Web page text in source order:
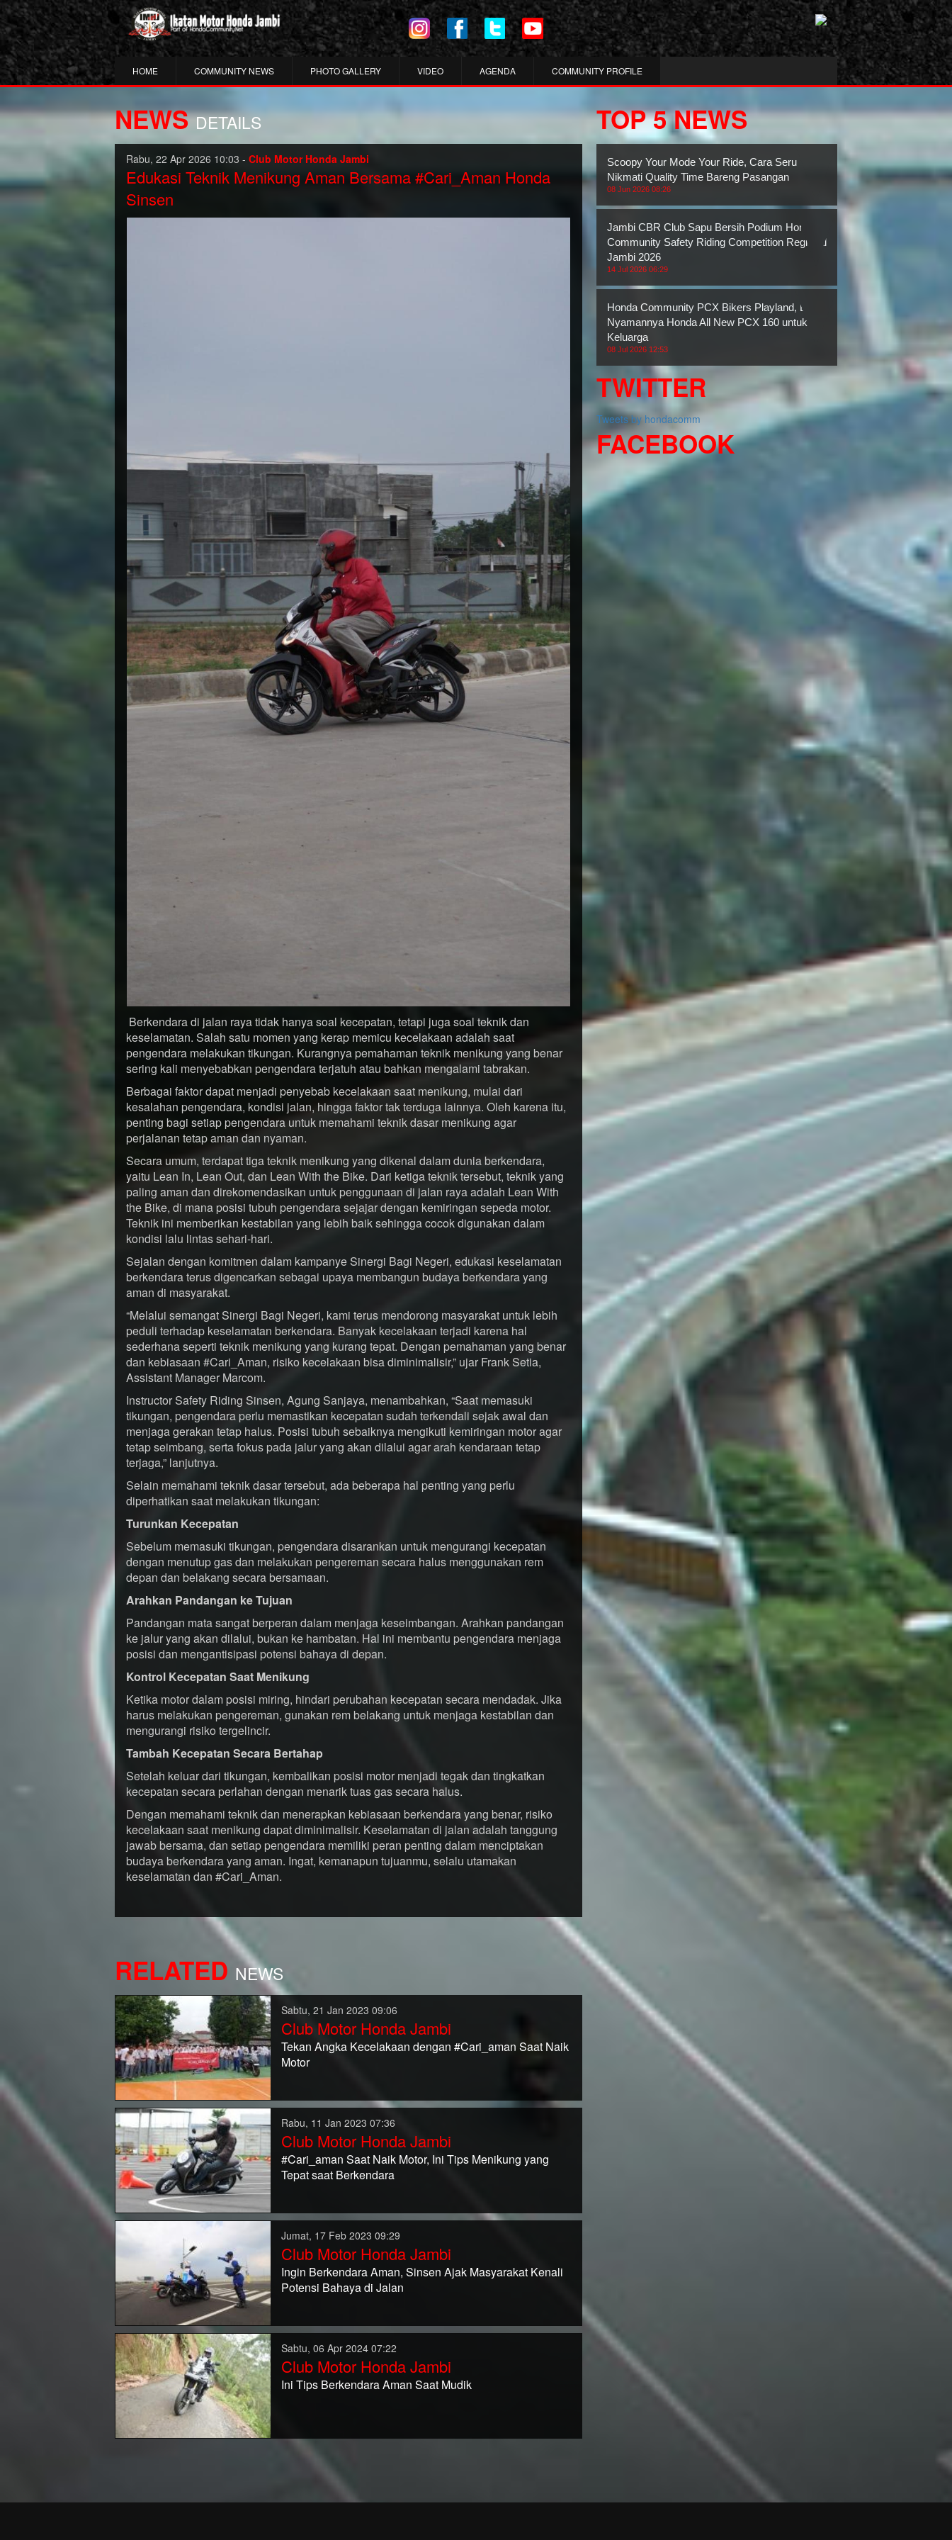
HOME COMMUNITY NEWS PHOTO GALLERY VIDEO AGENDA COMMUNITY PROFILE
NEWS DETAILS
Rabu, 22 Apr 2026 10:03 - Club Motor Honda Jambi
Edukasi Teknik Menikung Aman Bersama #Cari_Aman Honda
Sinsen
Berkendara di jalan raya tidak hanya soal kecepatan, tetapi juga soal teknik dan
keselamatan. Salah satu momen yang kerap memicu kecelakaan adalah saat
pengendara melakukan tikungan. Kurangnya pemahaman teknik menikung yang benar
sering kali menyebabkan pengendara terjatuh atau bahkan mengalami tabrakan.
Berbagai faktor dapat menjadi penyebab kecelakaan saat menikung, mulai dari
kesalahan pengendara, kondisi jalan, hingga faktor tak terduga lainnya. Oleh karena itu,
penting bagi setiap pengendara untuk memahami teknik dasar menikung agar
perjalanan tetap aman dan nyaman.
Secara umum, terdapat tiga teknik menikung yang dikenal dalam dunia berkendara,
yaitu Lean In, Lean Out, dan Lean With the Bike. Dari ketiga teknik tersebut, teknik yang
paling aman dan direkomendasikan untuk penggunaan di jalan raya adalah Lean With
the Bike, di mana posisi tubuh pengendara sejajar dengan kemiringan sepeda motor.
Teknik ini memberikan kestabilan yang lebih baik sehingga cocok digunakan dalam
kondisi lalu lintas sehari-hari.
Sejalan dengan komitmen dalam kampanye Sinergi Bagi Negeri, edukasi keselamatan
berkendara terus digencarkan sebagai upaya membangun budaya berkendara yang
aman di masyarakat.
“Melalui semangat Sinergi Bagi Negeri, kami terus mendorong masyarakat untuk lebih
peduli terhadap keselamatan berkendara. Banyak kecelakaan terjadi karena hal
sederhana seperti teknik menikung yang kurang tepat. Dengan pemahaman yang benar
dan kebiasaan #Cari_Aman, risiko kecelakaan bisa diminimalisir,” ujar Frank Setia,
Assistant Manager Marcom.
Instructor Safety Riding Sinsen, Agung Sanjaya, menambahkan, “Saat memasuki
tikungan, pengendara perlu memastikan kecepatan sudah terkendali sejak awal dan
menjaga gerakan tetap halus. Posisi tubuh sebaiknya mengikuti kemiringan motor agar
tetap seimbang, serta fokus pada jalur yang akan dilalui agar arah kendaraan tetap
terjaga,” lanjutnya.
Selain memahami teknik dasar tersebut, ada beberapa hal penting yang perlu
diperhatikan saat melakukan tikungan:
Turunkan Kecepatan
Sebelum memasuki tikungan, pengendara disarankan untuk mengurangi kecepatan
dengan menutup gas dan melakukan pengereman secara halus menggunakan rem
depan dan belakang secara bersamaan.
Arahkan Pandangan ke Tujuan
Pandangan mata sangat berperan dalam menjaga keseimbangan. Arahkan pandangan
ke jalur yang akan dilalui, bukan ke hambatan. Hal ini membantu pengendara menjaga
posisi dan mengantisipasi potensi bahaya di depan.
Kontrol Kecepatan Saat Menikung
Ketika motor dalam posisi miring, hindari perubahan kecepatan secara mendadak. Jika
harus melakukan pengereman, gunakan rem belakang untuk menjaga kestabilan dan
mengurangi risiko tergelincir.
Tambah Kecepatan Secara Bertahap
Setelah keluar dari tikungan, kembalikan posisi motor menjadi tegak dan tingkatkan
kecepatan secara perlahan dengan menarik tuas gas secara halus.
Dengan memahami teknik dan menerapkan kebiasaan berkendara yang benar, risiko
kecelakaan saat menikung dapat diminimalisir. Keselamatan di jalan adalah tanggung
jawab bersama, dan setiap pengendara memiliki peran penting dalam menciptakan
budaya berkendara yang aman. Ingat, kemanapun tujuanmu, selalu utamakan
keselamatan dan #Cari_Aman.
RELATED NEWS
Sabtu, 21 Jan 2023 09:06
Club Motor Honda Jambi
Tekan Angka Kecelakaan dengan #Cari_aman Saat Naik
Motor
Rabu, 11 Jan 2023 07:36
Club Motor Honda Jambi
#Cari_aman Saat Naik Motor, Ini Tips Menikung yang
Tepat saat Berkendara
Jumat, 17 Feb 2023 09:29
Club Motor Honda Jambi
Ingin Berkendara Aman, Sinsen Ajak Masyarakat Kenali
Potensi Bahaya di Jalan
Sabtu, 06 Apr 2024 07:22
Club Motor Honda Jambi
Ini Tips Berkendara Aman Saat Mudik
TOP 5 NEWS
Scoopy Your Mode Your Ride, Cara Seru
Nikmati Quality Time Bareng Pasangan
08 Jun 2026 08:26
Jambi CBR Club Sapu Bersih Podium Honda
Community Safety Riding Competition Regional
Jambi 2026
14 Jul 2026 06:29
Honda Community PCX Bikers Playland, Bukti
Nyamannya Honda All New PCX 160 untuk
Keluarga
08 Jul 2026 12:53
TWITTER
Tweets by hondacomm
FACEBOOK